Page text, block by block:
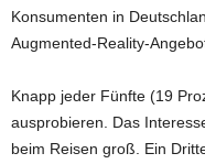
Konsumenten in
Augmented-Reality-
Knapp jeder Fünfte (19
ausprobieren. Das
beim Reisen groß. Ein